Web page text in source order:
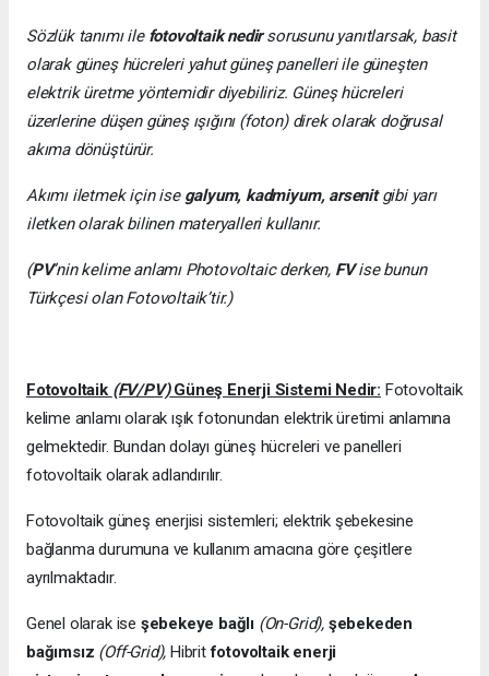
Sözlük tanımı ile fotovoltaik nedirsorusunu yanıtlarsak, basit
olarak güneş hücreleri yahut güneş panelleri ile güneşten
elektrik üretme yöntemidir diyebiliriz. Güneş hücreleri
üzerlerine düşen güneş ışığını (foton) direk olarak doğrusal
akıma dönüştürür.
Akımı iletmek için ise galyum, kadmiyum, arsenitgibi yarı
iletken olarak bilinen materyalleri kullanır.
(PV’nin kelime anlamı Photovoltaic derken, FVise bunun
Türkçesi olan Fotovoltaik’tir.)
Fotovoltaik (FV/PV)Güneş Enerji Sistemi Nedir: Fotovoltaik
kelime anlamı olarak ışık fotonundan elektrik üretimi anlamına
gelmektedir. Bundan dolayı güneş hücreleri ve panelleri
fotovoltaik olarak adlandırılır.
Fotovoltaik güneş enerjisi sistemleri; elektrik şebekesine
bağlanma durumuna ve kullanım amacına göre çeşitlere
ayrılmaktadır.
Genel olarak ise şebekeye bağlı (On-Grid), şebekeden
bağımsız (Off-Grid), Hibritfotovoltaik enerji